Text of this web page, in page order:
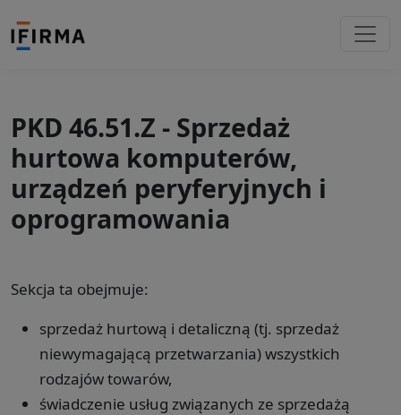
PKD 46.51.Z - Sprzedaż
hurtowa komputerów,
urządzeń peryferyjnych i
oprogramowania
Sekcja ta obejmuje:
sprzedaż hurtową i detaliczną (tj. sprzedaż
niewymagającą przetwarzania) wszystkich
rodzajów towarów,
świadczenie usług związanych ze sprzedażą